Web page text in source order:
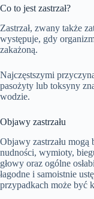
Co to jest zastrzał?
Zastrzał, zwany także
występuje, gdy
zakażoną.
Najczęstszymi
pasożyty lub toksyny
wodzie.
Objawy zastrzału
Objawy zastrzału
nudności, wymioty,
głowy oraz ogólne
łagodne i samoistnie
przypadkach może być